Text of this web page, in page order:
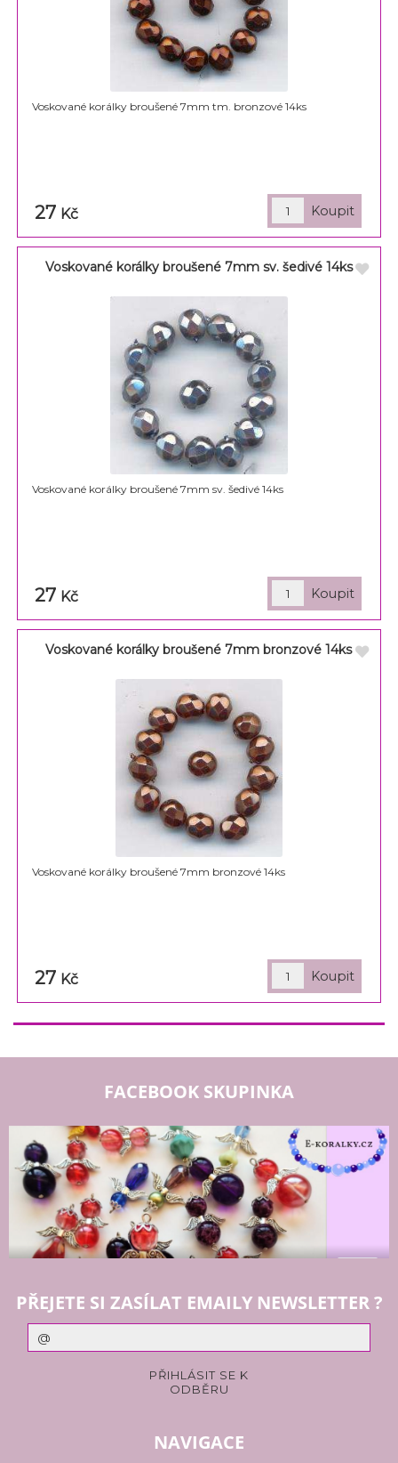
Voskované korálky broušené 7mm tm. bronzové 14ks
27 Kč
Voskované korálky broušené 7mm sv. šedivé 14ks
Voskované korálky broušené 7mm sv. šedivé 14ks
27 Kč
Voskované korálky broušené 7mm bronzové 14ks
Voskované korálky broušené 7mm bronzové 14ks
27 Kč
FACEBOOK SKUPINKA
PŘEJETE SI ZASÍLAT EMAILY NEWSLETTER ?
NAVIGACE